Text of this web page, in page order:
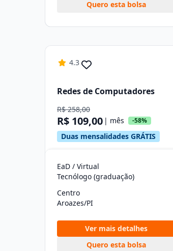
Quero esta bolsa
4.3
Redes de Computadores
R$ 258,00
R$ 109,00 | mês -58%
Duas mensalidades GRÁTIS
EaD / Virtual
Tecnólogo (graduação)
Centro
Aroazes/PI
Ver mais detalhes
Quero esta bolsa